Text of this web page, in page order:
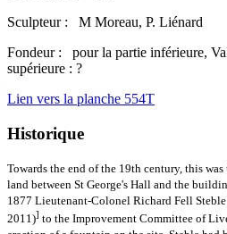
Sculpteur : M Moreau, P. Liénard
Fondeur : pour la partie inférieure,
supérieure : ?
Lien vers la planche 554T
Historique
Towards the end of the 19th century, this
land between St George's Hall and the
1877 Lieutenant-Colonel Richard Fell
2011)] to the Improvement Committee of